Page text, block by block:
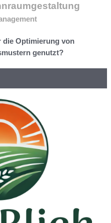
die Optimierung von
genutzt?